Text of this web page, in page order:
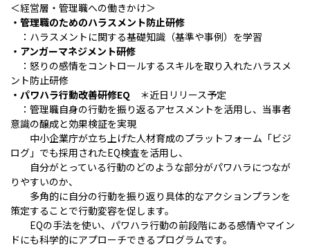
＜経営層・管理職への働きかけ＞
・管理職のためのハラスメント防止研修
：ハラスメントに関する基礎知識（基準や事例）を学習
・アンガーマネジメント研修
：怒りの感情をコントロールするスキルを取り入れたハラスメ
ント防止研修
・パワハラ行動改善研修EQ ＊近日リリース予定
：管理職自身の行動を振り返るアセスメントを活用し、当事者
意識の醸成と効果検証を実現
中小企業庁が立ち上げた人材育成のプラットフォーム「ビジ
ログ」でも採用されたEQ検査を活用し、
自分がとっている行動のどのような部分がパワハラにつなが
りやすいのか、
多角的に自分の行動を振り返り具体的なアクションプランを
策定することで行動変容を促します。
EQの手法を使い、パワハラ行動の前段階にある感情やマイン
ドにも科学的にアプローチできるプログラムです。